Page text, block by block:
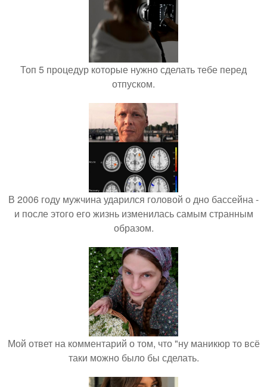
Топ 5 процедур которые нужно сделать тебе перед
отпуском.
В 2006 году мужчина ударился головой о дно бассейна -
и после этого его жизнь изменилась самым странным
образом.
Мой ответ на комментарий о том, что "ну маникюр то всё
таки можно было бы сделать.